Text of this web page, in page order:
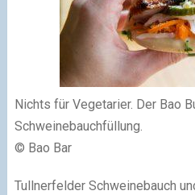
Nichts für Vegetarier. Der Bao
Schweinebauchfüllung.
© Bao Bar
Tullnerfelder Schweinebauch